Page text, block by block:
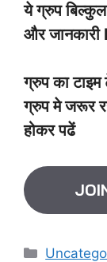
ये ग्रुप
और जानकारी
ग्रुप का
ग्रुप मे जरूर
होकर पढें